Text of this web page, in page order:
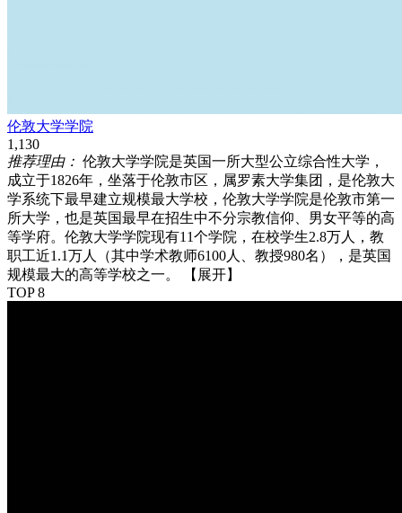
伦敦大学学院
1,130
推荐理由： 伦敦大学学院是英国一所大型公立综合性大学，
成立于1826年，坐落于伦敦市区，属罗素大学集团，是伦敦大
学系统下最早建立规模最大学校，伦敦大学学院是伦敦市第一
所大学，也是英国最早在招生中不分宗教信仰、男女平等的高
等学府。伦敦大学学院现有11个学院，在校学生2.8万人，教
职工近1.1万人（其中学术教师6100人、教授980名），是英国
规模最大的高等学校之一。
【展开】
TOP 8